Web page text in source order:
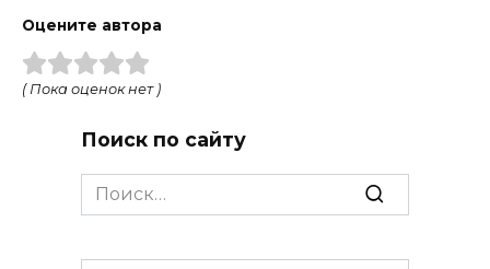
Оцените автора
( Пока оценок нет )
Поиск по сайту
Search
for: